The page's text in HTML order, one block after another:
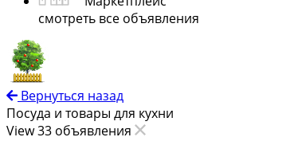
смотреть все объявления
Вернуться назад
Посуда и товары для кухни
View 33 объявления